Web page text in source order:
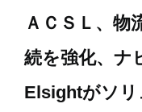
ＡＣＳＬ、物
続を強化、ナ
Elsightがソリ